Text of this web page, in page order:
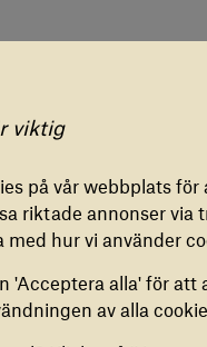
borde ha gjort"
oro är mycket svårt
men det finns
fortfarande om att resa,
grund av kriget.
fortfarande på
för cookies
är nödvändiga
De kan inte inaktiveras.
FÖR ANALYS
hjälper oss att
används. Du kan
viktig
på vår webbplats
riktade annonser via
hur vi använder
'Acceptera alla' för
av alla